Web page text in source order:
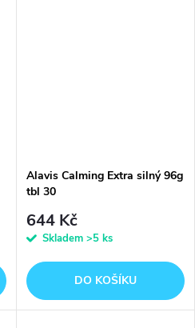
Alavis Calming Extra silný 96g
tbl 30
644 Kč
Skladem >5 ks
DO KOŠÍKU